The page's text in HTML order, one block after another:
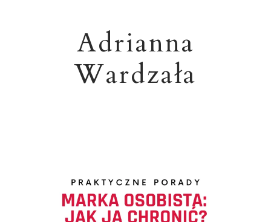
Adrianna
Wardzała